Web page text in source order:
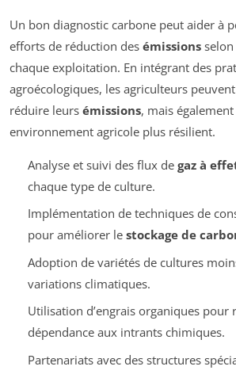
Un bon diagnostic carbone peut aider à
efforts de réduction des émissions
chaque exploitation. En intégrant des
agroécologiques, les agriculteurs
réduire leurs émissions, mais
environnement agricole plus résilient.
Analyse et suivi des flux de gaz à
chaque type de culture.
Implémentation de techniques de
pour améliorer le stockage de
Adoption de variétés de cultures
variations climatiques.
Utilisation d’engrais organiques pour
dépendance aux intrants chimiques.
Partenariats avec des structures